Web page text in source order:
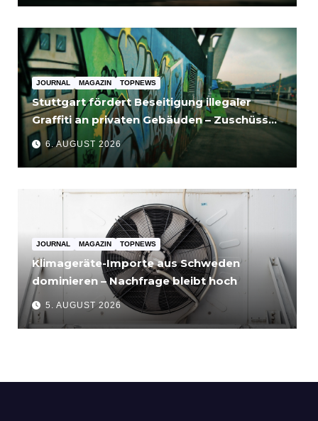
JOURNAL MAGAZIN TOPNEWS
Stuttgart fördert Beseitigung illegaler
Graffiti an privaten Gebäuden – Zuschüsse
bis 3.500 Euro
6. AUGUST 2026
JOURNAL MAGAZIN TOPNEWS
Klimageräte-Importe aus Schweden
dominieren – Nachfrage bleibt hoch
5. AUGUST 2026